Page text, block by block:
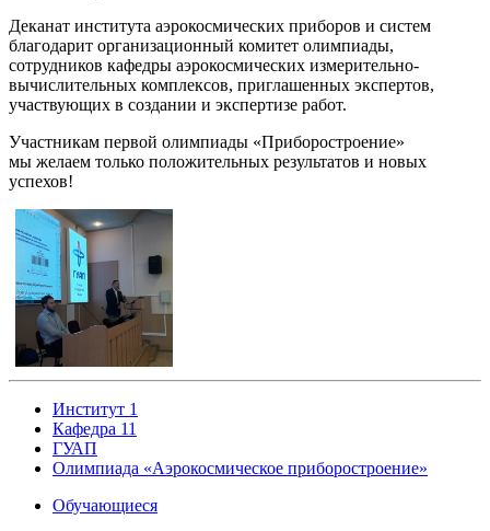
Деканат института аэрокосмических приборов и систем
благодарит организационный комитет олимпиады,
сотрудников кафедры аэрокосмических измерительно-
вычислительных комплексов, приглашенных экспертов,
участвующих в создании и экспертизе работ.
Участникам первой олимпиады «Приборостроение»
мы желаем только положительных результатов и новых
успехов!
Институт 1
Кафедра 11
ГУАП
Олимпиада «Аэрокосмическое приборостроение»
Обучающиеся